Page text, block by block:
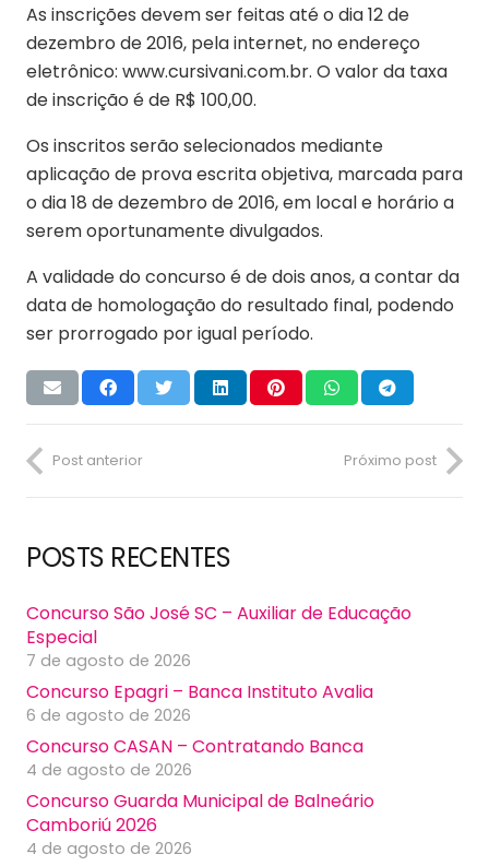
As inscrições devem ser feitas até o dia 12 de
dezembro de 2016, pela internet, no endereço
eletrônico: www.cursivani.com.br. O valor da taxa
de inscrição é de R$ 100,00.
Os inscritos serão selecionados mediante
aplicação de prova escrita objetiva, marcada para
o dia 18 de dezembro de 2016, em local e horário a
serem oportunamente divulgados.
A validade do concurso é de dois anos, a contar da
data de homologação do resultado final, podendo
ser prorrogado por igual período.
Post anterior Próximo post
POSTS RECENTES
Concurso São José SC – Auxiliar de Educação
Especial
7 de agosto de 2026
Concurso Epagri – Banca Instituto Avalia
6 de agosto de 2026
Concurso CASAN – Contratando Banca
4 de agosto de 2026
Concurso Guarda Municipal de Balneário
Camboriú 2026
4 de agosto de 2026